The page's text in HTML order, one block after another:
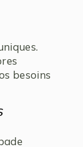
besoins